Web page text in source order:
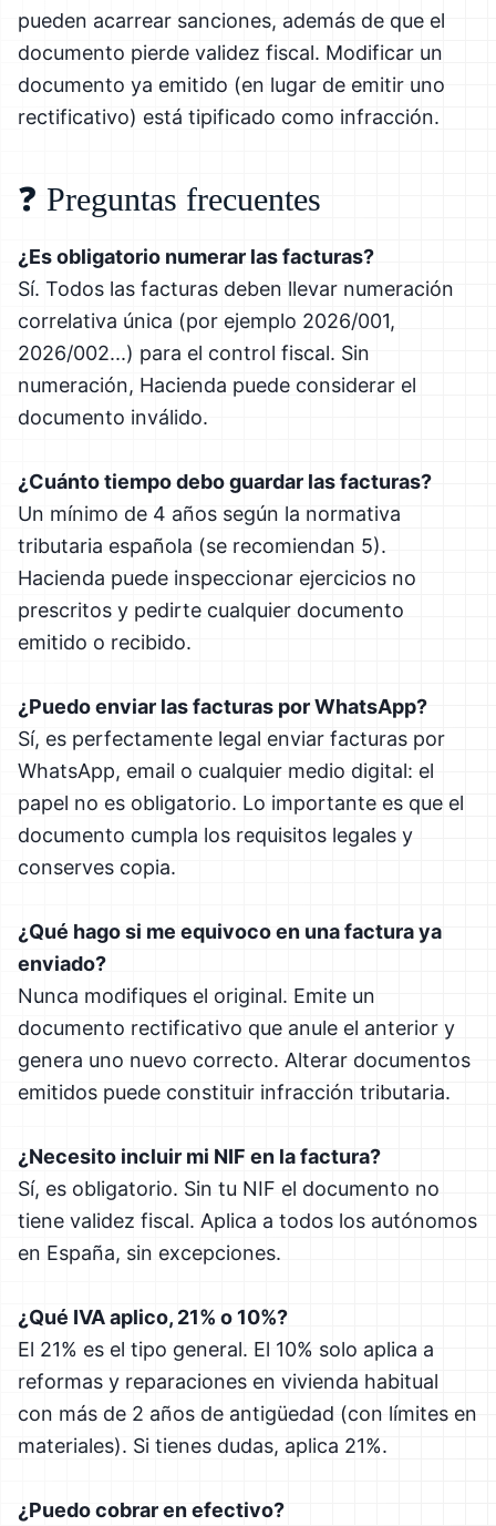
pueden acarrear sanciones, además de que el
documento pierde validez fiscal. Modificar un
documento ya emitido (en lugar de emitir uno
rectificativo) está tipificado como infracción.
❓ Preguntas frecuentes
¿Es obligatorio numerar las facturas?
Sí. Todos las facturas deben llevar numeración
correlativa única (por ejemplo 2026/001,
2026/002...) para el control fiscal. Sin
numeración, Hacienda puede considerar el
documento inválido.
¿Cuánto tiempo debo guardar las facturas?
Un mínimo de 4 años según la normativa
tributaria española (se recomiendan 5).
Hacienda puede inspeccionar ejercicios no
prescritos y pedirte cualquier documento
emitido o recibido.
¿Puedo enviar las facturas por WhatsApp?
Sí, es perfectamente legal enviar facturas por
WhatsApp, email o cualquier medio digital: el
papel no es obligatorio. Lo importante es que el
documento cumpla los requisitos legales y
conserves copia.
¿Qué hago si me equivoco en una factura ya
enviado?
Nunca modifiques el original. Emite un
documento rectificativo que anule el anterior y
genera uno nuevo correcto. Alterar documentos
emitidos puede constituir infracción tributaria.
¿Necesito incluir mi NIF en la factura?
Sí, es obligatorio. Sin tu NIF el documento no
tiene validez fiscal. Aplica a todos los autónomos
en España, sin excepciones.
¿Qué IVA aplico, 21% o 10%?
El 21% es el tipo general. El 10% solo aplica a
reformas y reparaciones en vivienda habitual
con más de 2 años de antigüedad (con límites en
materiales). Si tienes dudas, aplica 21%.
¿Puedo cobrar en efectivo?